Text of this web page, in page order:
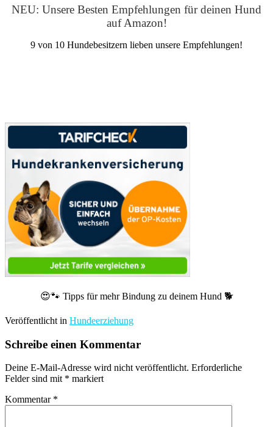
NEU: Unsere Besten Empfehlungen für deinen Hund
auf Amazon!
9 von 10 Hundebesitzern lieben unsere Empfehlungen!
😍🐾 Tipps für mehr Bindung zu deinem Hund 🐕
Veröffentlicht in Hundeerziehung
Schreibe einen Kommentar
Deine E-Mail-Adresse wird nicht veröffentlicht. Erforderliche
Felder sind mit * markiert
Kommentar *